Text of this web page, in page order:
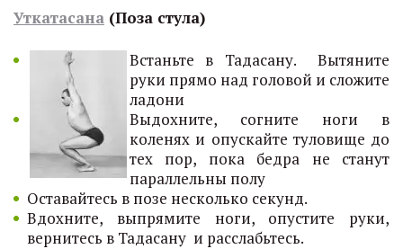
Уткатасана (Поза стула)
Встаньте в Тадасану. Вытяните
руки прямо над головой и сложите
ладони
Выдохните, согните ноги в
коленях и опускайте туловище до
тех пор, пока бедра не станут
параллельны полу
Оставайтесь в позе несколько секунд.
Вдохните, выпрямите ноги, опустите руки,
вернитесь в Тадасану и расслабьтесь.